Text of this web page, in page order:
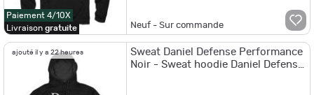
Paiement 4/10X
Livraison gratuite Neuf - Sur commande
ajouté il y a 22 heures
Sweat Daniel Defense Performance
Noir - Sweat hoodie Daniel Defense